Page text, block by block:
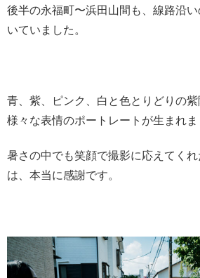
後半の永福町〜浜田山間も、線路沿
いていました。
青、紫、ピンク、白と色とりどりの紫
様々な表情のポートレートが生まれま
暑さの中でも笑顔で撮影に応えてく
は、本当に感謝です。